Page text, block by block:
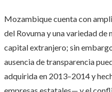
Mozambique cuenta con
del Rovuma y una variedad
capital extranjero; sin
ausencia de transparencia
adquirida en 2013–2014 y